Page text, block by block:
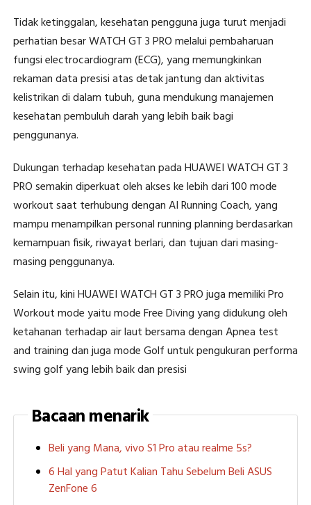
Tidak ketinggalan, kesehatan pengguna juga turut menjadi
perhatian besar WATCH GT 3 PRO melalui pembaharuan
fungsi electrocardiogram (ECG), yang memungkinkan
rekaman data presisi atas detak jantung dan aktivitas
kelistrikan di dalam tubuh, guna mendukung manajemen
kesehatan pembuluh darah yang lebih baik bagi
penggunanya.
Dukungan terhadap kesehatan pada HUAWEI WATCH GT 3
PRO semakin diperkuat oleh akses ke lebih dari 100 mode
workout saat terhubung dengan AI Running Coach, yang
mampu menampilkan personal running planning berdasarkan
kemampuan fisik, riwayat berlari, dan tujuan dari masing-
masing penggunanya.
Selain itu, kini HUAWEI WATCH GT 3 PRO juga memiliki Pro
Workout mode yaitu mode Free Diving yang didukung oleh
ketahanan terhadap air laut bersama dengan Apnea test
and training dan juga mode Golf untuk pengukuran performa
swing golf yang lebih baik dan presisi
Bacaan menarik
Beli yang Mana, vivo S1 Pro atau realme 5s?
6 Hal yang Patut Kalian Tahu Sebelum Beli ASUS
ZenFone 6